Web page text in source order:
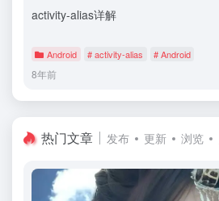
activity-alias详解
Android # activity-alias # Android
8年前
热门文章 发布 更新 浏览